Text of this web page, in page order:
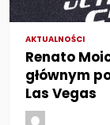
AKTUALNOŚCI
Renato
głównym
Las Vegas